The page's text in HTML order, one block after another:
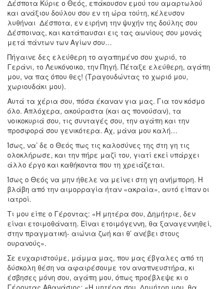
Δέσποτα Κύριε ο Θεός, επάκουσον εμού του αμαρτωλού
και ανάξιου δούλου σου εν τη ώρα τούτη, κέλευσον
λυθήναι Δέσποτα, εν ειρήνη την ψυχήν της δούλης σου
Δέσποινας, και κατάπαυσαι εις τας αωνίους σου μονάς
μετά πάντων των Αγίων σου…
Πήγαινε δες ελεύθερη το αγαπημένο σου χωριό, το
Γεράνι, το Λευκόνοικο, την Πηγή. Πέταξε ελεύθερη, αγάπη
μου, να πας όπου θες! (Τραγουδώντας το χωριό μου,
χωριουδάκι μου).
Αυτά τα χέρια σου, πόσα έκαναν για μας. Για τον κόσμο
όλο. Απλόχερα, ακούραστα (και ας πονούσαν), τα
νοικοκυριά σου, τις συνταγές σου, την αγάπη και την
προσφορά σου γενικότερα. Αχ, μάνα μου καλή…
Ίσως, να’ δε ο Θεός πως τις καλοσύνες της στη γη τις
ολοκλήρωσε, και την πήρε μαζί του, γιατί εκεί υπάρχει
άλλο έργο και καθήκοντα που τη χρειάζεται.
Ίσως ο Θεός να μην ήθελε να μείνει στη γη ανήμπορη. Η
βλάβη από την αιμορραγία ήταν «ακραία», αυτό είπαν οι
ιατροί.
Τι μου είπε ο Γέροντας: «Η μητέρα σου, Δημήτριε, δεν
είναι ετοιμοθάνατη. Είναι ετοιμόγεννη, θα ξαναγεννηθεί,
στην πραγματική- αιώνια ζωή και θ’ ανέβει στους
ουρανούς».
Σε ευχαριστούμε, μάμμα μας, που μας έβγαλες από τη
δύσκολη θέση να αφαιρέσουμε τον αναπνευστήρα, κι
έσβησες μόνη σου, αγάπη μου, όπως προέβλεψε κι ο